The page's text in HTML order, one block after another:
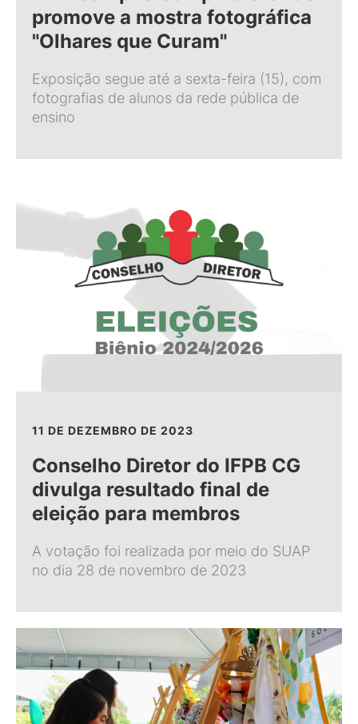
promove a mostra fotográfica
"Olhares que Curam"
Exposição segue até a sexta-feira (15), com
fotografias de alunos da rede pública de
ensino
11 DE DEZEMBRO DE 2023
Conselho Diretor do IFPB CG
divulga resultado final de
eleição para membros
A votação foi realizada por meio do SUAP
no dia 28 de novembro de 2023